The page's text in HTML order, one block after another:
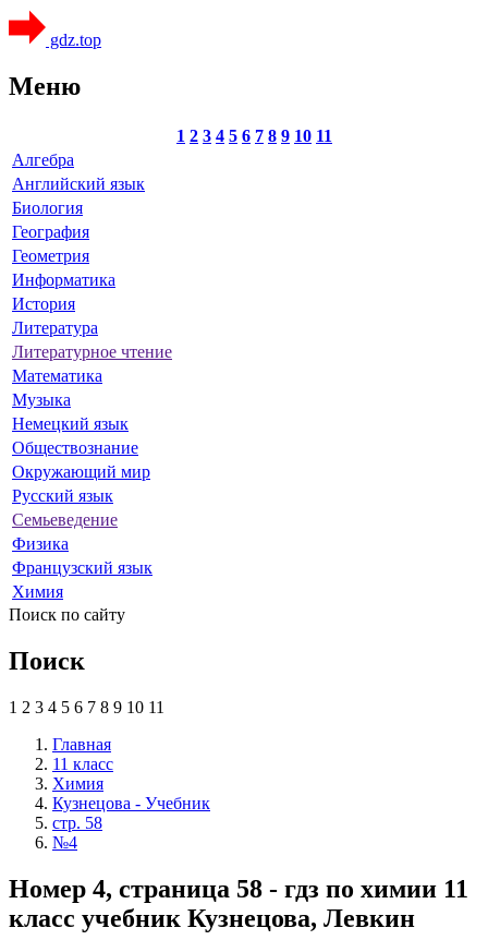
gdz.top
Меню
1 2 3 4 5 6 7 8 9 10 11
Алгебра
Английский язык
Биология
География
Геометрия
Информатика
История
Литература
Литературное чтение
Математика
Музыка
Немецкий язык
Обществознание
Окружающий мир
Русский язык
Семьеведение
Физика
Французский язык
Химия
Поиск по сайту
Поиск
1 2 3 4 5 6 7 8 9 10 11
Главная
11 класс
Химия
Кузнецова - Учебник
стр. 58
№4
Номер 4, страница 58 - гдз по химии 11
класс учебник Кузнецова, Левкин